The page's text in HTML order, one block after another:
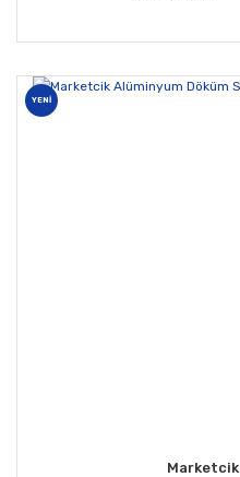
YENİ
Marketcik